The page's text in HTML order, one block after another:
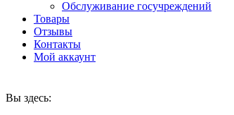
Обслуживание госучреждений
Товары
Отзывы
Контакты
Мой аккаунт
Вы здесь: